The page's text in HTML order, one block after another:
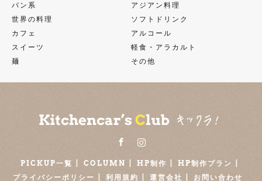
パン系
アジアン料理
世界の料理
ソフトドリンク
カフェ
アルコール
スイーツ
軽食・アラカルト
麺
その他
PICKUP一覧 COLUMN HP制作
HP制作プラン
プライバシーポリシー
利用規約 運営会社 お問い合わせ